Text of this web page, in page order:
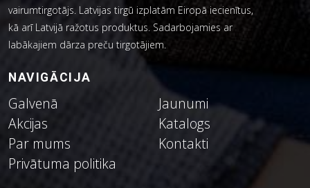
vairumtirgotājs. Latvijas tirgū izplatām Eiropā iecienītus,
kā arī Latvijā ražotus produktus. Sadarbojamies ar
labākajiem dārza preču tirgotājiem.
NAVIGĀCIJA
Galvenā
Jaunumi
Akcijas
Katalogs
Par mums
Kontakti
Privātuma politika